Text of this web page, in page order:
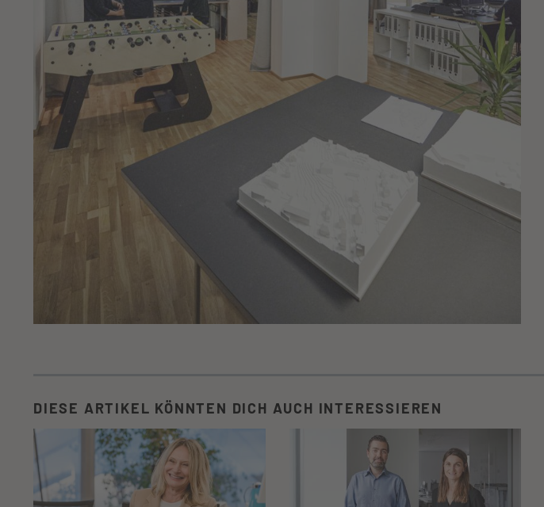
DIESE ARTIKEL KÖNNTEN DICH AUCH INTERESSIEREN